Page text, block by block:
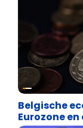
Belgische
Eurozone